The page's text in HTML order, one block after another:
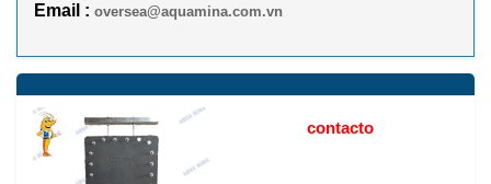
Email : oversea@aquamina.com.vn
contacto